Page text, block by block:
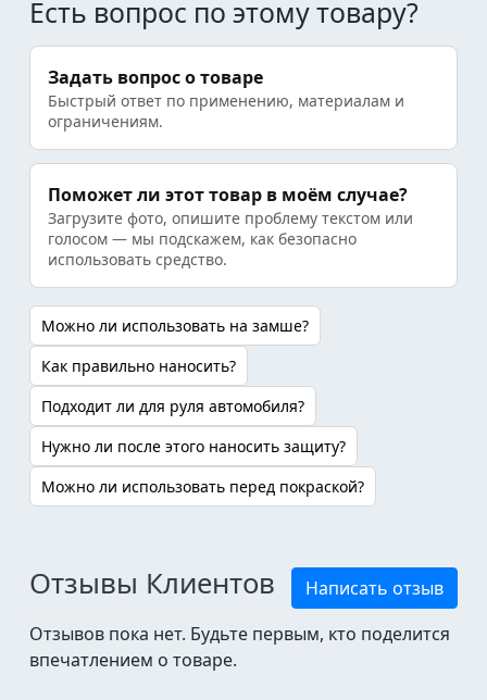
Есть вопрос по этому товару?
Задать вопрос о товаре
Быстрый ответ по применению, материалам и
ограничениям.
Поможет ли этот товар в моём случае?
Загрузите фото, опишите проблему текстом или
голосом — мы подскажем, как безопасно
использовать средство.
Можно ли использовать на замше?
Как правильно наносить?
Подходит ли для руля автомобиля?
Нужно ли после этого наносить защиту?
Можно ли использовать перед покраской?
Отзывы Клиентов
Написать отзыв
Отзывов пока нет. Будьте первым, кто поделится
впечатлением о товаре.